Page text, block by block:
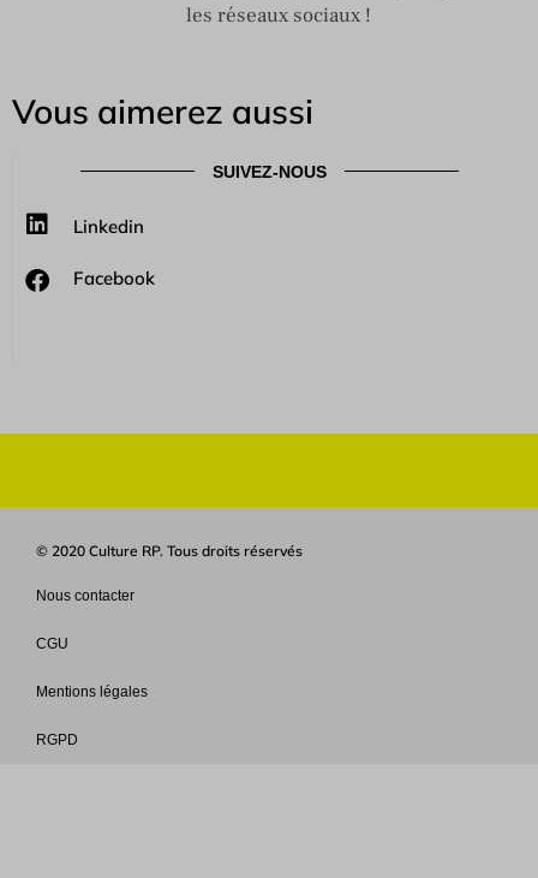
les réseaux sociaux !
Vous aimerez aussi
SUIVEZ-NOUS
Linkedin
Facebook
© 2020 Culture RP. Tous droits réservés
Nous contacter
CGU
Mentions légales
RGPD